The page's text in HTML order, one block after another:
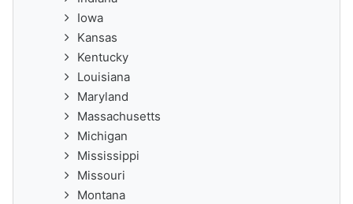
Iowa
Kansas
Kentucky
Louisiana
Maryland
Massachusetts
Michigan
Mississippi
Missouri
Montana